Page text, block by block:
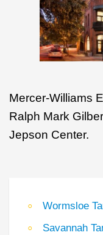
Mercer-Williams
Ralph Mark
Jepson Center.
Wormsloe
Savannah